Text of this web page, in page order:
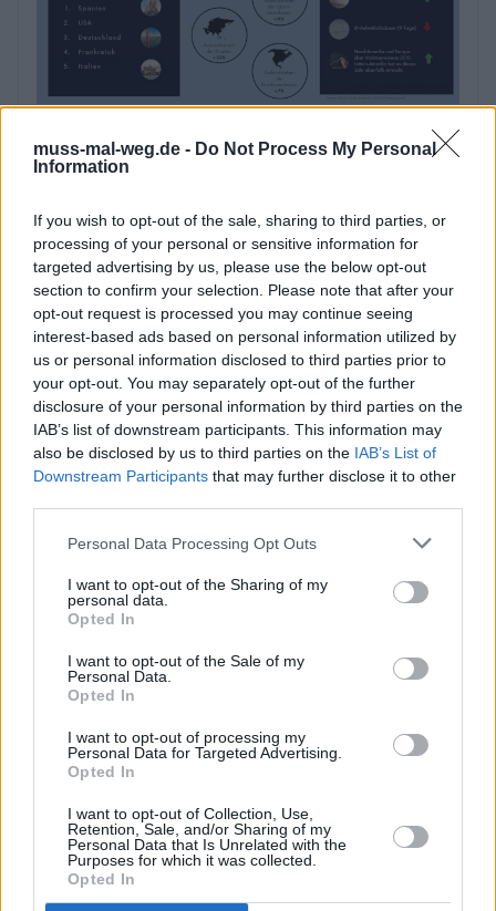
muss-mal-weg.de - Do Not Process My Personal
Information
If you wish to opt-out of the sale, sharing to third parties, or
processing of your personal or sensitive information for
targeted advertising by us, please use the below opt-out
section to confirm your selection. Please note that after your
opt-out request is processed you may continue seeing
interest-based ads based on personal information utilized by
us or personal information disclosed to third parties prior to
your opt-out. You may separately opt-out of the further
disclosure of your personal information by third parties on the
IAB’s list of downstream participants. This information may
also be disclosed by us to third parties on the IAB’s List of
Downstream Participants that may further disclose it to other
Personal Data Processing Opt Outs
I want to opt-out of the Sharing of my
personal data.
Opted In
I want to opt-out of the Sale of my
Personal Data.
Opted In
I want to opt-out of processing my
Personal Data for Targeted Advertising.
Opted In
I want to opt-out of Collection, Use,
Retention, Sale, and/or Sharing of my
Personal Data that Is Unrelated with the
Purposes for which it was collected.
Opted In
Reisefachmesse ITB Berlin 2025 blickt die Branche
optimistisch in die Zukunft. Aktuelle Daten von IPK
Berlin zeigen eine anhaltend starke Nachfrage
nach
...
Benutzername
Passwort
Angemeldet bleiben